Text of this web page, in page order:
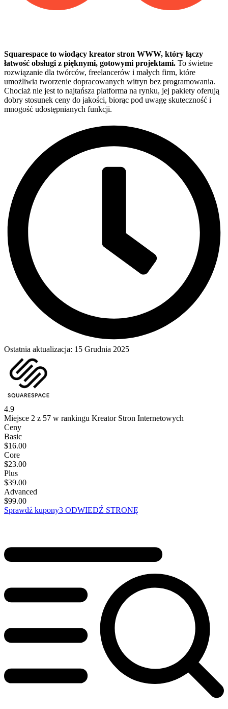
Squarespace to wiodący kreator stron WWW, który łączy
łatwość obsługi z pięknymi, gotowymi projektami. To świetne
rozwiązanie dla twórców, freelancerów i małych firm, które
umożliwia tworzenie dopracowanych witryn bez programowania.
Chociaż nie jest to najtańsza platforma na rynku, jej pakiety oferują
dobry stosunek ceny do jakości, biorąc pod uwagę skuteczność i
mnogość udostępnianych funkcji.
Ostatnia aktualizacja: 15 Grudnia 2025
4.9
Miejsce 2 z 57 w rankingu Kreator Stron Internetowych
Ceny
Basic
$16.00
Core
$23.00
Plus
$39.00
Advanced
$99.00
Sprawdź kupony3 ODWIEDŹ STRONĘ